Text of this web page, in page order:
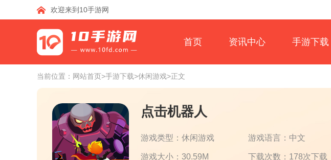
欢迎来到10手游网
首页 资讯中心 手游下载
当前位置： 网站首页>手游下载>休闲游戏>正文
点击机器人
游戏类型：休闲游戏 游戏语言：中文
游戏大小：30.59M 下载次数：178次下载